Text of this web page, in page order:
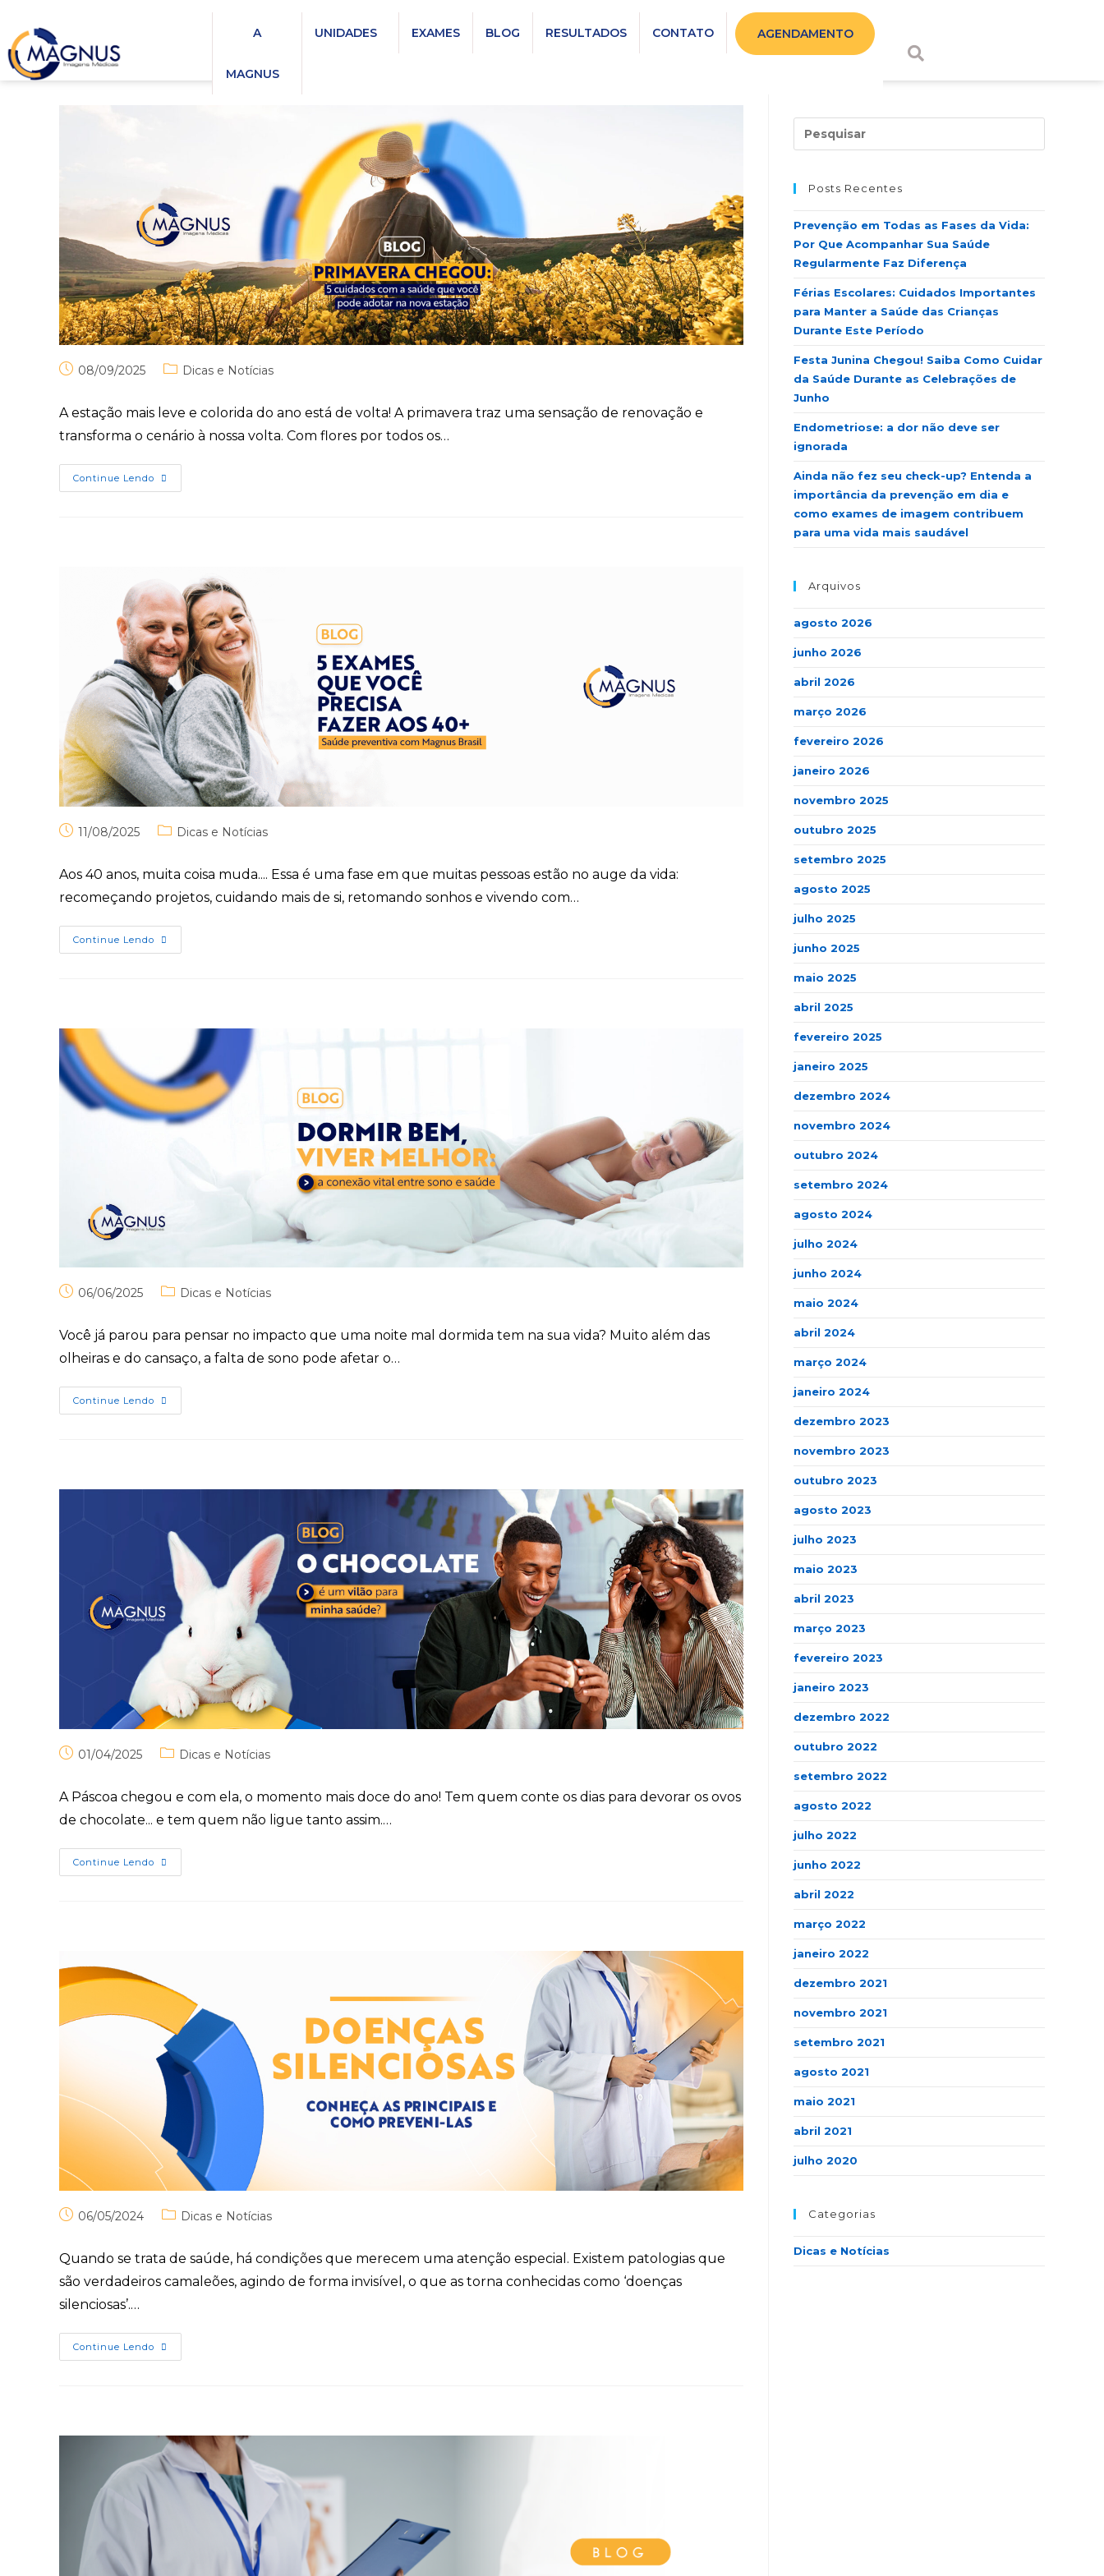
A
MAGNUS
UNIDADES EXAMES BLOG RESULTADOS CONTATO AGENDAMENTO
08/09/2025 Dicas e Notícias
A estação mais leve e colorida do ano está de volta! A primavera traz uma sensação de renovação e
transforma o cenário à nossa volta. Com flores por todos os…
Continue Lendo
11/08/2025 Dicas e Notícias
Aos 40 anos, muita coisa muda.... Essa é uma fase em que muitas pessoas estão no auge da vida:
recomeçando projetos, cuidando mais de si, retomando sonhos e vivendo com…
Continue Lendo
06/06/2025 Dicas e Notícias
Você já parou para pensar no impacto que uma noite mal dormida tem na sua vida? Muito além das
olheiras e do cansaço, a falta de sono pode afetar o…
Continue Lendo
01/04/2025 Dicas e Notícias
A Páscoa chegou e com ela, o momento mais doce do ano! Tem quem conte os dias para devorar os ovos
de chocolate... e tem quem não ligue tanto assim.…
Continue Lendo
06/05/2024 Dicas e Notícias
Quando se trata de saúde, há condições que merecem uma atenção especial. Existem patologias que
são verdadeiros camaleões, agindo de forma invisível, o que as torna conhecidas como ‘doenças
silenciosas’.…
Continue Lendo
Posts Recentes
Prevenção em Todas as Fases da Vida:
Por Que Acompanhar Sua Saúde
Regularmente Faz Diferença
Férias Escolares: Cuidados Importantes
para Manter a Saúde das Crianças
Durante Este Período
Festa Junina Chegou! Saiba Como Cuidar
da Saúde Durante as Celebrações de
Junho
Endometriose: a dor não deve ser
ignorada
Ainda não fez seu check-up? Entenda a
importância da prevenção em dia e
como exames de imagem contribuem
para uma vida mais saudável
Arquivos
agosto 2026
junho 2026
abril 2026
março 2026
fevereiro 2026
janeiro 2026
novembro 2025
outubro 2025
setembro 2025
agosto 2025
julho 2025
junho 2025
maio 2025
abril 2025
fevereiro 2025
janeiro 2025
dezembro 2024
novembro 2024
outubro 2024
setembro 2024
agosto 2024
julho 2024
junho 2024
maio 2024
abril 2024
março 2024
janeiro 2024
dezembro 2023
novembro 2023
outubro 2023
agosto 2023
julho 2023
maio 2023
abril 2023
março 2023
fevereiro 2023
janeiro 2023
dezembro 2022
outubro 2022
setembro 2022
agosto 2022
julho 2022
junho 2022
abril 2022
março 2022
janeiro 2022
dezembro 2021
novembro 2021
setembro 2021
agosto 2021
maio 2021
abril 2021
julho 2020
Categorias
Dicas e Notícias